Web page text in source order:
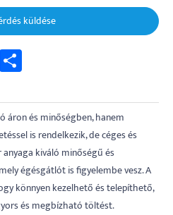
küldése
LinkedIn
áron és minőségben, hanem
is rendelkezik, de céges és
anyaga kiváló minőségű és
égésgátlót is figyelembe vesz. A
könnyen kezelhető és telepíthető,
és megbízható töltést.